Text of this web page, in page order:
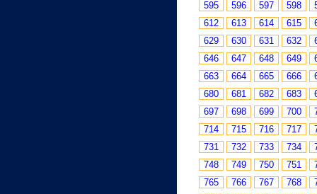
595 596 597 598
612
613 614 615
629
630 631 632
646
647 648 649
663
664 665 666
680
681 682 683
697
698 699 700
714
715 716 717
731
732 733 734
748
749 750 751
765
766 767 768